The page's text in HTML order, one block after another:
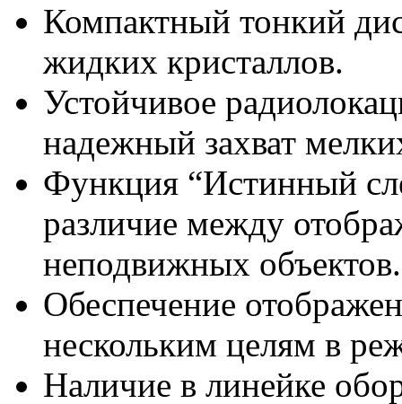
Компактный тонкий
жидких кристаллов.
Устойчивое
надежный захват
Функция “Истинный
различие между
неподвижных объектов.
Обеспечение
нескольким целям в
Наличие в линейке